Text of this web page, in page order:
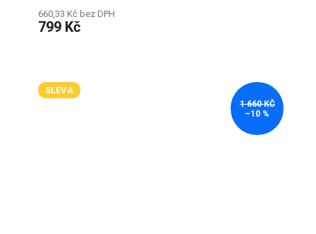
660,33 Kč bez DPH
799 Kč
SLEVA
1 660 KČ
–10 %